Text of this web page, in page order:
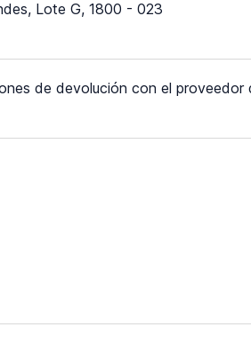
Lote G, 1800 - 023
de devolución con el